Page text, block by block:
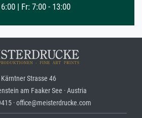
| Fr: 7:00 - 13:00
Kärntner Strasse 46
am Faaker See · Austria
· office@meisterdrucke.com